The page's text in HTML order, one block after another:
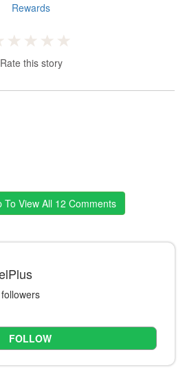
Rewards
Rate this story
To View All 12 Comments
FOLLOW